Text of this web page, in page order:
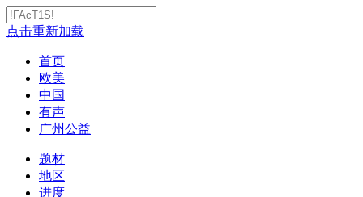
点击重新加载
首页
欧美
中国
有声
广州公益
题材
地区
进度